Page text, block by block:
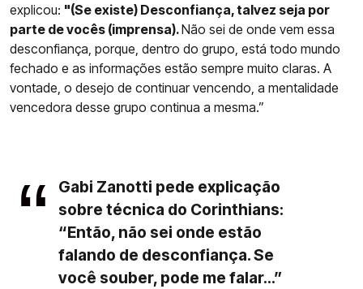
explicou: "(Se existe) Desconfiança, talvez seja por
parte de vocês (imprensa).Não sei de onde vem essa
desconfiança, porque, dentro do grupo, está todo mundo
fechado e as informações estão sempre muito claras. A
vontade, o desejo de continuar vencendo, a mentalidade
vencedora desse grupo continua a mesma.”
Gabi Zanotti pede explicação
sobre técnica do Corinthians:
“Então, não sei onde estão
falando de desconfiança. Se
você souber, pode me falar...”